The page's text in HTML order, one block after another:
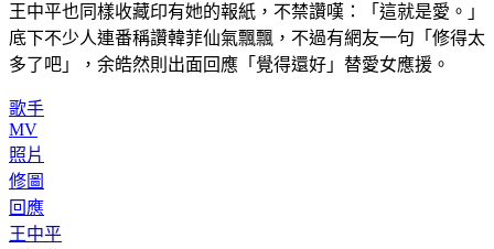
王中平也同樣收藏印有她的報紙，不禁讚嘆：「這就是愛。」
底下不少人連番稱讚韓菲仙氣飄飄，不過有網友一句「修得太
多了吧」，余皓然則出面回應「覺得還好」替愛女應援。
歌手
MV
照片
修圖
回應
王中平